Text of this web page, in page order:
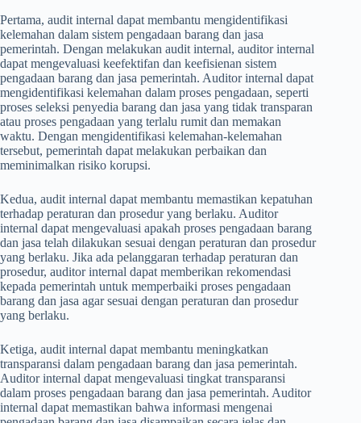
Pertama, audit internal dapat membantu mengidentifikasi
kelemahan dalam sistem pengadaan barang dan jasa
pemerintah. Dengan melakukan audit internal, auditor internal
dapat mengevaluasi keefektifan dan keefisienan sistem
pengadaan barang dan jasa pemerintah. Auditor internal dapat
mengidentifikasi kelemahan dalam proses pengadaan, seperti
proses seleksi penyedia barang dan jasa yang tidak transparan
atau proses pengadaan yang terlalu rumit dan memakan
waktu. Dengan mengidentifikasi kelemahan-kelemahan
tersebut, pemerintah dapat melakukan perbaikan dan
meminimalkan risiko korupsi.
Kedua, audit internal dapat membantu memastikan kepatuhan
terhadap peraturan dan prosedur yang berlaku. Auditor
internal dapat mengevaluasi apakah proses pengadaan barang
dan jasa telah dilakukan sesuai dengan peraturan dan prosedur
yang berlaku. Jika ada pelanggaran terhadap peraturan dan
prosedur, auditor internal dapat memberikan rekomendasi
kepada pemerintah untuk memperbaiki proses pengadaan
barang dan jasa agar sesuai dengan peraturan dan prosedur
yang berlaku.
Ketiga, audit internal dapat membantu meningkatkan
transparansi dalam pengadaan barang dan jasa pemerintah.
Auditor internal dapat mengevaluasi tingkat transparansi
dalam proses pengadaan barang dan jasa pemerintah. Auditor
internal dapat memastikan bahwa informasi mengenai